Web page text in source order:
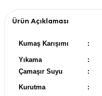
Ürün Açıklaması
Kumaş Karışımı :
Yıkama
:
Çamaşır Suyu
:
Kurutma :